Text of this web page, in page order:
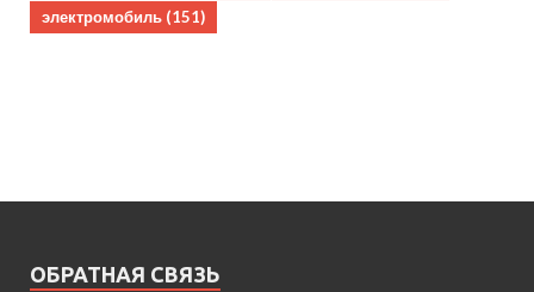
электромобиль (151)
ОБРАТНАЯ СВЯЗЬ